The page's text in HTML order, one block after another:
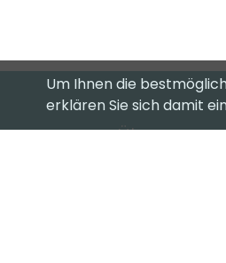
Über uns
Um Ihnen die
erklären Sie sich damit